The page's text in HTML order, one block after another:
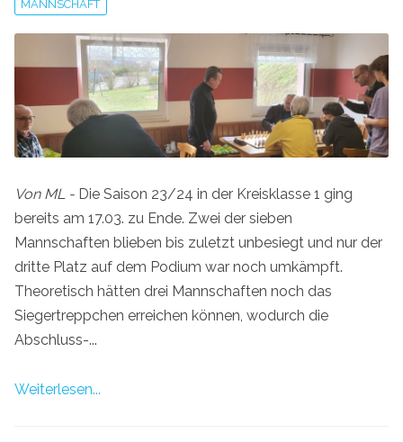
MANNSCHAFT
Von ML - Die Saison 23/24 in der Kreisklasse 1 ging
bereits am 17.03. zu Ende. Zwei der sieben
Mannschaften blieben bis zuletzt unbesiegt und nur der
dritte Platz auf dem Podium war noch umkämpft.
Theoretisch hätten drei Mannschaften noch das
Siegertreppchen erreichen können, wodurch die
Abschluss-...
Weiterlesen...